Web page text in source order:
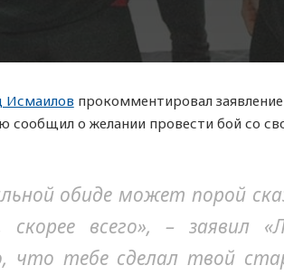
Исмаилов прокомментировал
сообщил о желании провести бой со
обиде может порой
всего», – заявил
что тебе сделал твой